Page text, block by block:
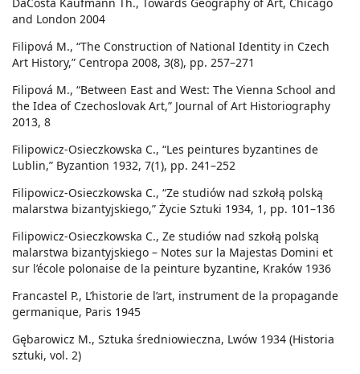
DaCosta Kaufmann Th., Towards Geography of Art, Chicago
and London 2004
Filipová M., “The Construction of National Identity in Czech
Art History,” Centropa 2008, 3(8), pp. 257–271
Filipová M., “Between East and West: The Vienna School and
the Idea of Czechoslovak Art,” Journal of Art Historiography
2013, 8
Filipowicz-Osieczkowska C., “Les peintures byzantines de
Lublin,” Byzantion 1932, 7(1), pp. 241–252
Filipowicz-Osieczkowska C., “Ze studiów nad szkołą polską
malarstwa bizantyjskiego,” Życie Sztuki 1934, 1, pp. 101–136
Filipowicz-Osieczkowska C., Ze studiów nad szkołą polską
malarstwa bizantyjskiego – Notes sur la Majestas Domini et
sur l’école polonaise de la peinture byzantine, Kraków 1936
Francastel P., L’historie de l’art, instrument de la propagande
germanique, Paris 1945
Gębarowicz M., Sztuka średniowieczna, Lwów 1934 (Historia
sztuki, vol. 2)